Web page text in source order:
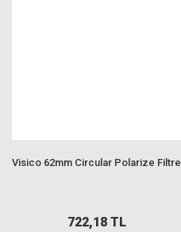
Visico 62mm Circular Polarize Filtre
722,18 TL